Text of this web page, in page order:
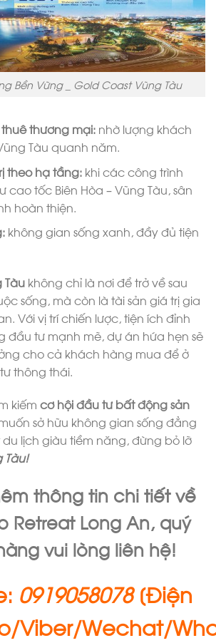
Bền Vững _ Gold Coast Vũng Tàu
thương mại:nhờ lượng khách
Tàu quanh năm.
theo hạ tầng:khi các công trình
cao tốc Biên Hòa – Vũng Tàu, sân
hoàn thiện.
không gian sống xanh, đầy đủ tiện
Tàu không chỉ là nơi để trở về sau
sống, mà còn là tài sản giá trị gia
Với vị trí chiến lược, tiện ích đỉnh
đầu tư mạnh mẽ, dự án hứa hẹn sẽ
cho cả khách hàng mua để ở
thông thái.
kiếm cơ hội đầu tư bất động sản
sở hữu không gian sống đẳng
lịch giàu tiềm năng, đừng bỏ lỡ
Tàu!
thông tin chi tiết về
Retreat Long An, quý
vui lòng liên hệ!
0919058078[Điện
Viber/Wechat/